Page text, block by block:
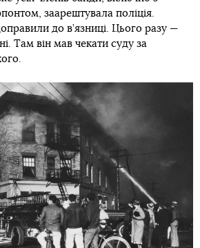
заарештувала поліція.
до в’язниці. Цього разу —
Там він мав чекати суду за